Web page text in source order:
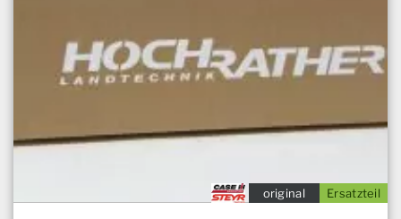
Ersatzteil
original